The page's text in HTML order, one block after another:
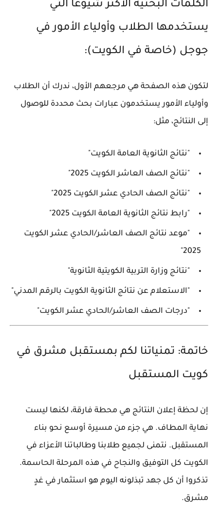
الكلمات البحثية الأكثر شيوعًا التي
يستخدمها الطلاب وأولياء الأمور في
جوجل (خاصة في الكويت):
لتكون هذه الصفحة هي مرجعهم الأول، ندرك أن الطلاب
وأولياء الأمور يستخدمون عبارات بحث محددة للوصول
إلى النتائج، مثل:
"نتائج الثانوية العامة الكويت"
"نتائج الصف العاشر الكويت 2025 "
"نتائج الصف الحادي عشر الكويت 2025 "
"رابط نتائج الثانوية العامة الكويت 2025 "
"موعد نتائج الصف العاشر/الحادي عشر الكويت
2025
"
"نتائج وزارة التربية الكويتية الثانوية"
"الاستعلام عن نتائج الثانوية الكويت بالرقم المدني"
"درجات الصف العاشر/الحادي عشر الكويت"
خاتمة: تمنياتنا لكم بمستقبل مشرق في
كويت المستقبل
إن لحظة إعلان النتائج هي محطة فارقة، لكنها ليست
نهاية المطاف. هي جزء من مسيرة أوسع نحو بناء
المستقبل. نتمنى لجميع طلابنا وطالباتنا الأعزاء في
الكويت كل التوفيق والنجاح في هذه المرحلة الحاسمة.
تذكروا أن كل جهد تبذلونه اليوم هو استثمار في غدٍ
مشرق.